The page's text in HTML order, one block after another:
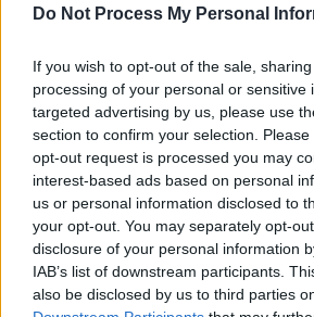
Do Not Process My Personal
If you wish to opt-out of the sale,
processing of your personal or sensitive
targeted advertising by us, please use
section to confirm your selection.
opt-out request is processed you may
interest-based ads based on personal
us or personal information disclosed to
your opt-out. You may separately opt-
disclosure of your personal information
IAB’s list of downstream participants.
also be disclosed by us to third parties
Σύμφωνα με το αμερικανικό
μυστικών υπηρεσιών
αεροπορικά πλήγματα των
τις πυρηνικές
περασμένο Σαββατοκύριακο,
κατέστρεψαν τα βασικά
πυρηνικού προγράμματος
αλλά κατά πάσα πιθανότατα
καθυστέρησαν μόνο για